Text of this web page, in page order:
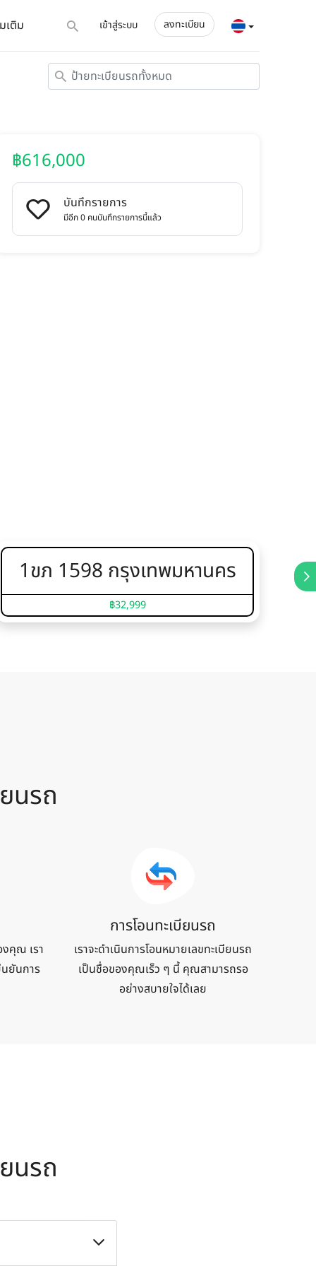
เติม เข้าสู่ระบบ ลงทะเบียน
฿616,000
บันทึกรายการ
มีอีก 0 คนบันทึกรายการนี้แล้ว
1ขภ 1598 กรุงเทพมหานคร
฿32,999
นรถ
คุณ เรา
ยันการ
การโอนทะเบียนรถ
เราจะดำเนินการโอนหมายเลขทะเบียนรถ
เป็นชื่อของคุณเร็ว ๆ นี้ คุณสามารถรอ
อย่างสบายใจได้เลย
นรถ